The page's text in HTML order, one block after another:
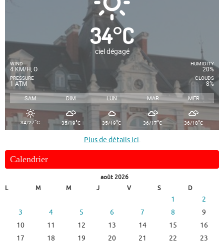
34°C
ciel dégagé
WIND
4 KM/H, O
PRESSURE
1 ATM
HUMIDITY
20%
CLOUDS
8%
SAM DIM LUN MAR MER
34/27°C 35/19°C 35/19°C 36/17°C 36/18°C
Plus de détails ici.
Calendrier
août 2026
L
M M J V S D
1
2
3
4 5 6 7 8
9
10
11 12 13 14 15
16
17
18 19 20 21 22
23